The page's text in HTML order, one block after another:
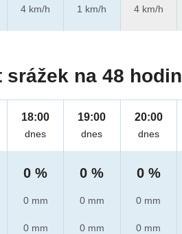
4 km/h
1 km/h
4 km/h
na 48 hodin
18:00
dnes
0 %
0 mm
0 mm
19:00
dnes
0 %
0 mm
0 mm
20:00
dnes
0 %
0 mm
0 mm